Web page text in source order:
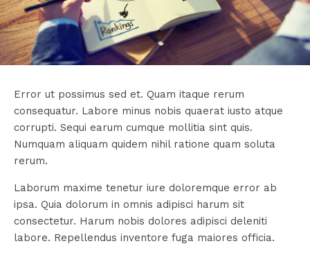
Error ut possimus sed et. Quam itaque rerum
consequatur. Labore minus nobis quaerat iusto atque
corrupti. Sequi earum cumque mollitia sint quis.
Numquam aliquam quidem nihil ratione quam soluta
rerum.
Laborum maxime tenetur iure doloremque error ab
ipsa. Quia dolorum in omnis adipisci harum sit
consectetur. Harum nobis dolores adipisci deleniti
labore. Repellendus inventore fuga maiores officia.